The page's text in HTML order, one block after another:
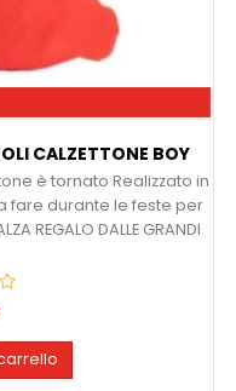
CALZETTONE BOY
è tornato Realizzato in
fare durante le feste per
REGALO DALLE GRANDI